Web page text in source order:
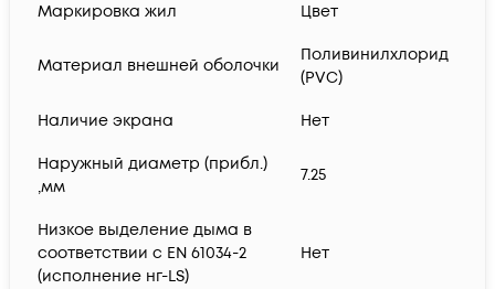
Маркировка жил Цвет
Материал внешней оболочки
Поливинилхлорид
(PVC)
Наличие экрана Нет
Наружный диаметр (прибл.)
,мм
7.25
Низкое выделение дыма в
соответствии с EN 61034-2
(исполнение нг-LS)
Нет